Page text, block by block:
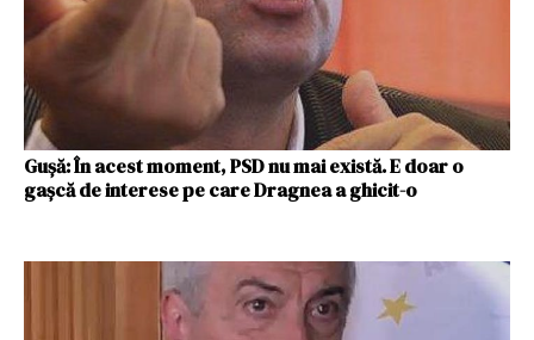
Gușă: În acest moment, PSD nu mai există. E doar o
gașcă de interese pe care Dragnea a ghicit-o